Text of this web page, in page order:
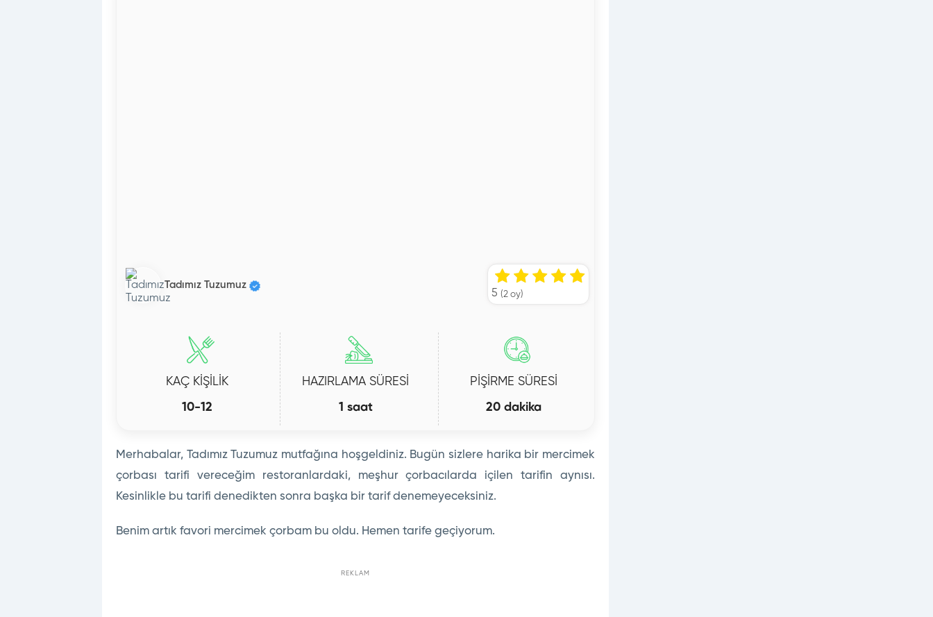
Tadımız Tuzumuz
5 (2 oy)
KAÇ KİŞİLİK
10-12
HAZIRLAMA SÜRESİ
1 saat
PİŞİRME SÜRESİ
20 dakika
Merhabalar, Tadımız Tuzumuz mutfağına hoşgeldiniz. Bugün sizlere harika bir mercimek
çorbası tarifi vereceğim restoranlardaki, meşhur çorbacılarda içilen tarifin aynısı.
Kesinlikle bu tarifi denedikten sonra başka bir tarif denemeyeceksiniz.
Benim artık favori mercimek çorbam bu oldu. Hemen tarife geçiyorum.
REKLAM